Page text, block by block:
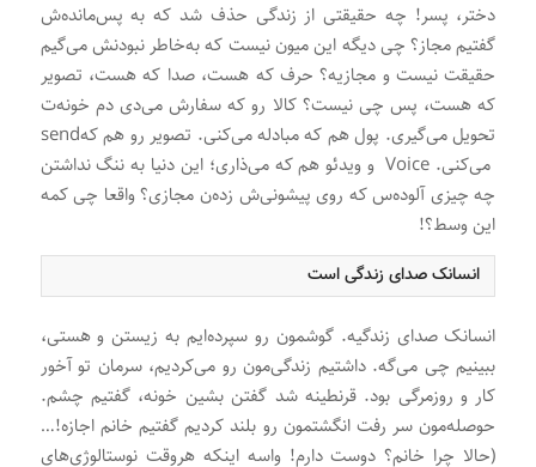
دختر، پسر! چه حقیقتی از زندگی حذف شد که به پس‌مانده‌ش
گفتیم مجاز؟ چی دیگه این میون نیست که به‌خاطر نبودنش می‌گیم
حقیقت نیست و مجازیه؟ حرف که هست، صدا که هست، تصویر
که هست، پس چی نیست؟ کالا رو که سفارش می‌دی دم خونه‌ت
تحویل می‌گیری. پول هم که مبادله می‌کنی. تصویر رو هم کهsend
می‌کنی. Voice و ویدئو هم که می‌ذاری؛ این دنیا به ننگ نداشتن
چه چیزی آلوده‌س که روی پیشونی‌ش زده‌ن مجازی؟ واقعا چی کمه
این وسط؟!
انسانک صدای زندگی است
انسانک صدای زندگیه. گوشمون رو سپرده‌ایم به زیستن و هستی،
ببینیم چی می‌گه. داشتیم زندگی‌مون رو می‌کردیم، سرمان تو آخور
کار و روزمرگی بود. قرنطینه شد گفتن بشین خونه، گفتیم چشم.
حوصله‌مون سر رفت انگشتمون رو بلند کردیم گفتیم خانم اجازه!…
(حالا چرا خانم؟ دوست دارم! واسه اینکه هروقت نوستالوژی‌های